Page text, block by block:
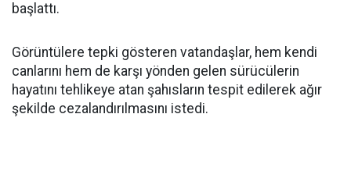
başlattı.
Görüntülere tepki gösteren vatandaşlar, hem kendi
canlarını hem de karşı yönden gelen sürücülerin
hayatını tehlikeye atan şahısların tespit edilerek ağır
şekilde cezalandırılmasını istedi.